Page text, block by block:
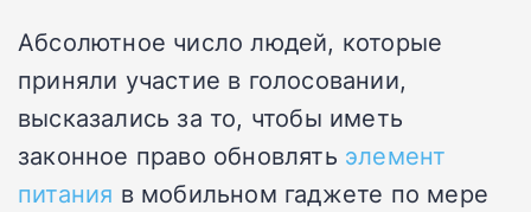
Абсолютное число людей, которые
приняли участие в голосовании,
высказались за то, чтобы иметь
законное право обновлять элемент
питания в мобильном гаджете по мере